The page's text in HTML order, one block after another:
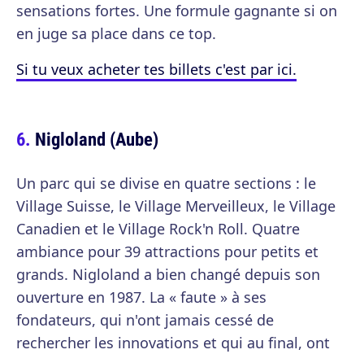
sensations fortes. Une formule gagnante si on
en juge sa place dans ce top.
Si tu veux acheter tes billets c'est par ici.
Nigloland (Aube)
Un parc qui se divise en quatre sections : le
Village Suisse, le Village Merveilleux, le Village
Canadien et le Village Rock'n Roll. Quatre
ambiance pour 39 attractions pour petits et
grands. Nigloland a bien changé depuis son
ouverture en 1987. La « faute » à ses
fondateurs, qui n'ont jamais cessé de
rechercher les innovations et qui au final, ont